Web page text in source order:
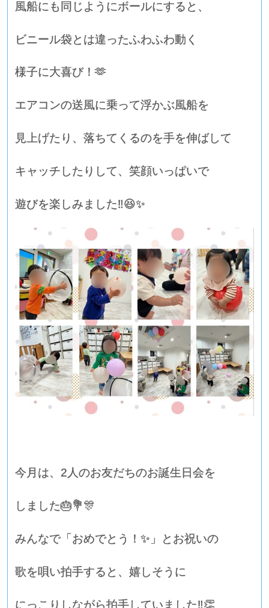
風船にも同じようにボールにすると、
ビニール袋とは違ったふわふわ動く
様子に大喜び！🫶
エアコンの送風に乗って浮かぶ風船を
見上げたり、落ちてくるのを手を伸ばして
キャッチしたりして、笑顔いっぱいで
遊びを楽しみました‼😆✨
今月は、2人のお友だちのお誕生日会を
しました🎂💐🎊
みんなで「おめでとう！✨」とお祝いの
歌を唄い拍手すると、嬉しそうに
にっこりしながら拍手していました‼👏